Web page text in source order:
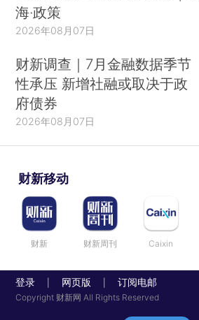
海·政策
2026年08月07日
财新调查｜7月金融数据季节
性承压 新增社融或取决于政
府债券
2026年08月07日
财新移动
财新 财新周刊 Caixin
登录 网页版 订阅电邮
Copyright 财新网 All Rights Reserved